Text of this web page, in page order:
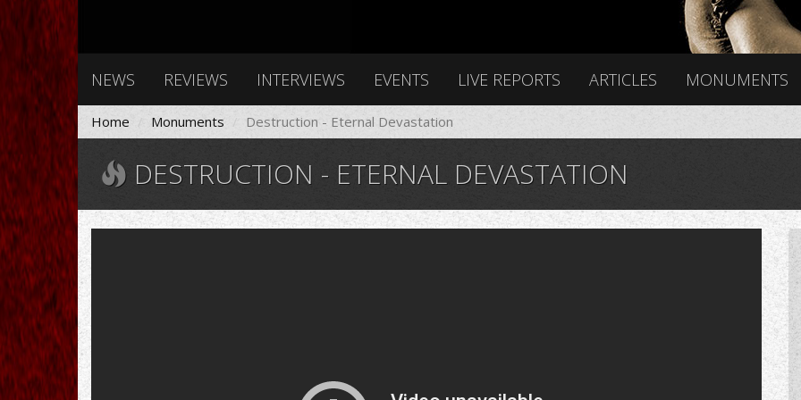
NEWS REVIEWS INTERVIEWS EVENTS LIVE REPORTS ARTICLES MONUMENTS
Home Monuments Destruction - Eternal Devastation
DESTRUCTION - ETERNAL DEVASTATION
Destruction
-
Eternal
Devastation
(1986
FULL
ALBUM)